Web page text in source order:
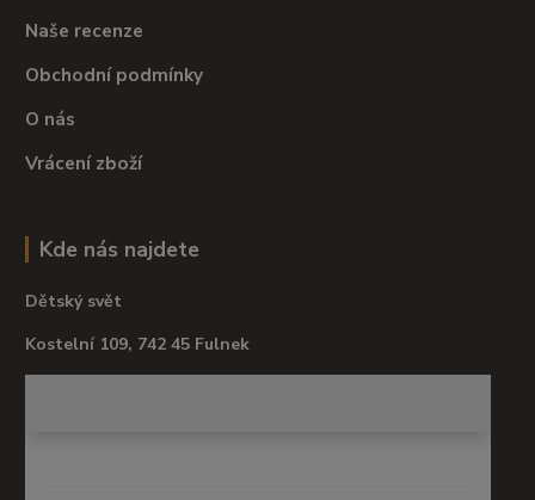
Naše recenze
Obchodní podmínky
O nás
Vrácení zboží
Kde nás najdete
Dětský svět
Kostelní 109, 742 45 Fulnek